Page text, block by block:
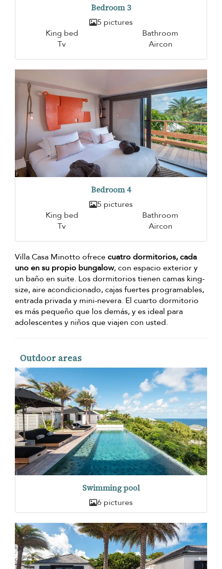
Bedroom 3
5 pictures
King bed
Bathroom
Tv
Aircon
Bedroom 4
5 pictures
King bed
Bathroom
Tv
Aircon
Villa Casa Minotto ofrececuatro dormitorios, cada
uno en su propio bungalow, con espacio exterior y
un baño en suite. Los dormitorios tienen camas king-
size, aire acondicionado, cajas fuertes programables,
entrada privada y mini-nevera. El cuarto dormitorio
es más pequeño que los demás, y es ideal para
adolescentes y niños que viajen con usted.
Outdoor areas
Swimming pool
6 pictures